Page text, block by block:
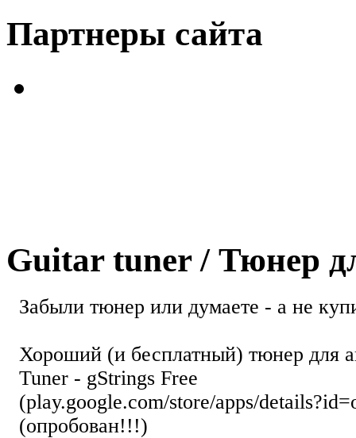
Партнеры сайта
Guitar tuner / Тюнер
Забыли тюнер или думаете - а не
Хороший (и бесплатный) тюнер для
Tuner - gStrings Free
(play.google.com/store/apps/
(опробован!!!)